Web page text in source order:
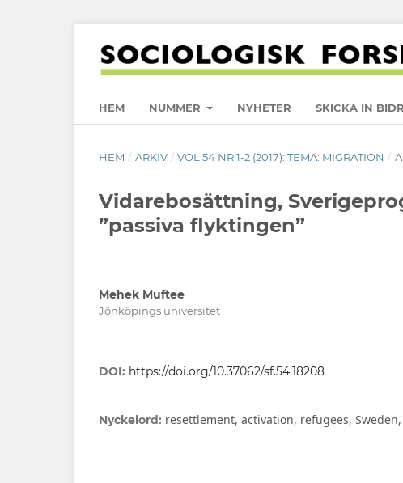
HEM NUMMER NYHETER SKICKA IN
HEM / ARKIV / VOL 54 NR 1-2 (2017): TEMA: MIGRATION /
Vidarebosättning,
”passiva flyktingen”
Mehek Muftee
Jönköpings universitet
DOI: https://doi.org/10.37062/sf.54.18208
Nyckelord: resettlement, activation, refugees,